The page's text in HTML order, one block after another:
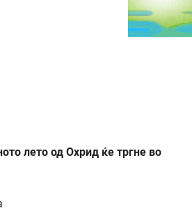
лето од Охрид ќе тргне во